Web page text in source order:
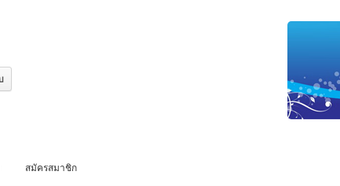
สมัครสมาชิก